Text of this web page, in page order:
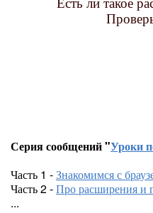
Есть ли такое
Серия сообщений "Уроки
Часть 1 -Знакомимся с
Часть 2 -Про расширения и
...